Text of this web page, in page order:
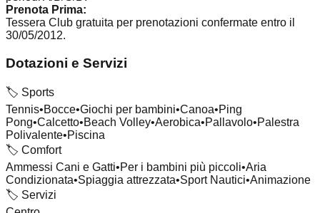
Prenota Prima:
Tessera Club gratuita per prenotazioni confermate entro il
30/05/2012.
Dotazioni e Servizi
🏷️ Sports
Tennis•Bocce•Giochi per bambini•Canoa•Ping
Pong•Calcetto•Beach Volley•Aerobica•Pallavolo•Palestra
Polivalente•Piscina
🏷️ Comfort
Ammessi Cani e Gatti•Per i bambini più piccoli•Aria
Condizionata•Spiaggia attrezzata•Sport Nautici•Animazione
🏷️ Servizi